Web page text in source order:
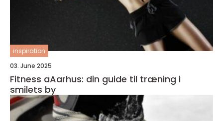
inspiration
03. June 2025
Fitness aAarhus: din guide til træning i
smilets by